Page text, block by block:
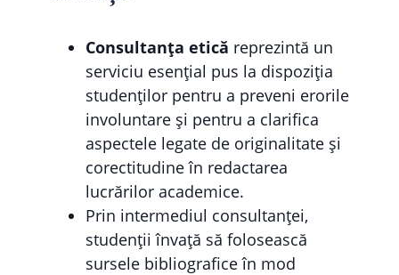
Consultanța etică reprezintă un
serviciu esențial pus la dispoziția
studenților pentru a preveni erorile
involuntare și pentru a clarifica
aspectele legate de originalitate și
corectitudine în redactarea
lucrărilor academice.
Prin intermediul consultanței,
studenții învață să folosească
sursele bibliografice în mod